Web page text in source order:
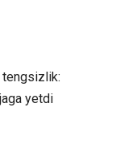
tengsizlik:
yetdi